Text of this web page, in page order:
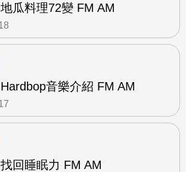
瓜料理72變 FM AM
音樂介紹 FM AM
回睡眠力 FM AM